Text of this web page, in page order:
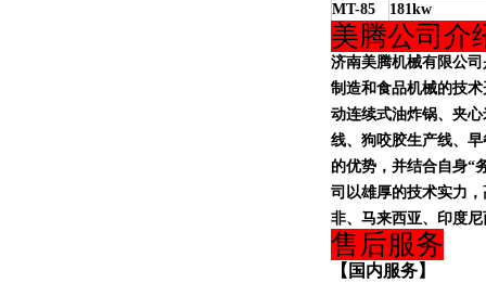
MT-85
181kw
美腾公司介
济南美腾机械有限公
制造和食品机械的技
动连续式油炸锅、夹
线、狗咬胶生产线、
的优势，并结合自身“
司以雄厚的技术实力
非、马来西亚、印度
售后服务
【国内服务】